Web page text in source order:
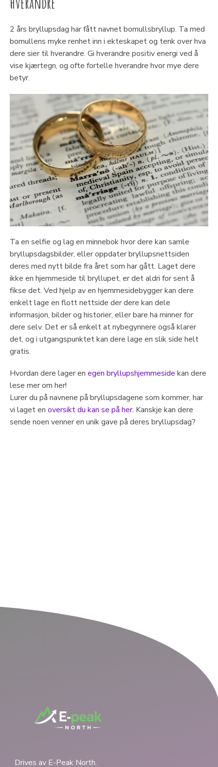
2 års bryllupsdag har fått navnet bomullsbryllup. Ta med
bomullens myke renhet inn i ekteskapet og tenk over hva
dere sier til hverandre. Gi hverandre positiv energi ved å
vise kjærtegn, og ofte fortelle hverandre hvor mye dere
betyr.
Ta en selfie og lag en minnebok hvor dere kan samle
bryllupsdagsbilder, eller oppdater bryllupsnettsiden
deres med nytt bilde fra året som har gått. Laget dere
ikke en hjemmeside til bryllupet, er det aldri for sent å
fikse det. Ved hjelp av en hjemmesidebygger kan dere
enkelt lage en flott nettside der dere kan dele
informasjon, bilder og historier, eller bare ha minner for
dere selv. Det er så enkelt at nybegynnere også klarer
det, og i utgangspunktet kan dere lage en slik side helt
gratis.
Hvordan dere lager en egen bryllupshjemmeside kan dere
lese mer om her!
Lurer du på navnene på bryllupsdagene som kommer, har
vi laget en oversikt du kan se på her. Kanskje kan dere
sende noen venner en unik gave på deres bryllupsdag?
Drives av E-Peak North.